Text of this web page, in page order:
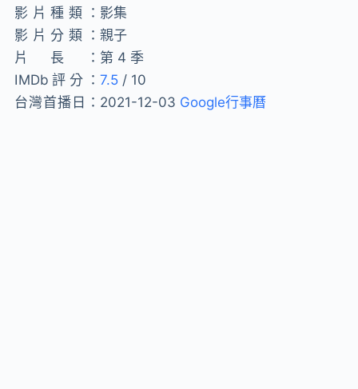
影片種類： 影集
影片分類：親子
片長： 第 4 季
IMDb評分：7.5 / 10
台灣首播日： 2021-12-03 Google行事曆